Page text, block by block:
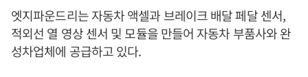
엣지파운드리는 자동차 액셀과 브레이크 배달 페달 센서,
적외선 열 영상 센서 및 모듈을 만들어 자동차 부품사와 완
성차업체에 공급하고 있다.